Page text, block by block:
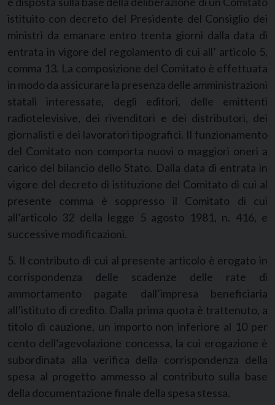
istituito con decreto del Presidente del Consiglio dei
ministri da emanare entro trenta giorni dalla data di
entrata in vigore del regolamento di cui all’ articolo 5,
comma 13. La composizione del Comitato è effettuata
in modo da assicurare la presenza delle amministrazioni
statali interessate, degli editori, delle emittenti
radiotelevisive, dei rivenditori e dei distributori, dei
giornalisti e dei lavoratori tipografici. Il funzionamento
del Comitato non comporta nuovi o maggiori oneri a
carico del bilancio dello Stato. Dalla data di entrata in
vigore del decreto di istituzione del Comitato di cui al
presente comma è soppresso il Comitato di cui
all’articolo 32 della legge 5 agosto 1981, n. 416, e
successive modificazioni.
5. Il contributo di cui al presente articolo è erogato in
corrispondenza delle scadenze delle rate di
ammortamento pagate dall’impresa beneficiaria
all’istituto di credito. Dalla prima quota è trattenuto, a
titolo di cauzione, un importo non inferiore al 10 per
cento dell’agevolazione concessa, la cui erogazione è
subordinata alla verifica della corrispondenza della
spesa al progetto ammesso al contributo sulla base
della documentazione finale della spesa stessa.